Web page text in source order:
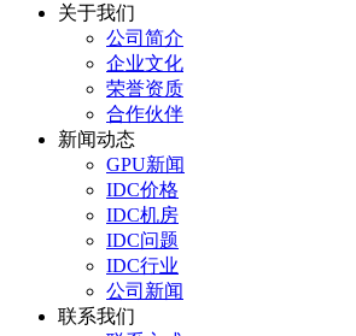
关于我们
公司简介
企业文化
荣誉资质
合作伙伴
新闻动态
GPU新闻
IDC价格
IDC机房
IDC问题
IDC行业
公司新闻
联系我们